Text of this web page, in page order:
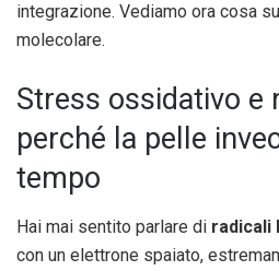
integrazione. Vediamo ora cosa
molecolare.
Stress ossidativo e
perché la pelle
tempo
Hai mai sentito parlare di radicali
con un elettrone spaiato,